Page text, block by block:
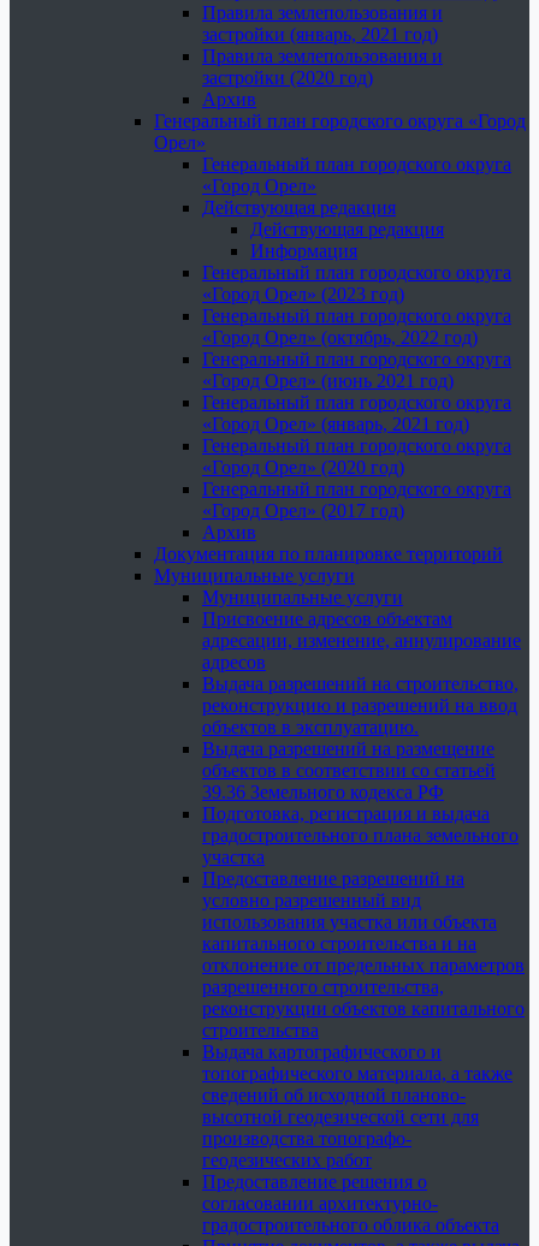
Правила землепользования и
застройки (январь, 2021 год)
Правила землепользования и
застройки (2020 год)
Архив
Генеральный план городского округа «Город
Орел»
Генеральный план городского округа
«Город Орел»
Действующая редакция
Действующая редакция
Информация
Генеральный план городского округа
«Город Орел» (2023 год)
Генеральный план городского округа
«Город Орел» (октябрь, 2022 год)
Генеральный план городского округа
«Город Орел» (июнь 2021 год)
Генеральный план городского округа
«Город Орел» (январь, 2021 год)
Генеральный план городского округа
«Город Орел» (2020 год)
Генеральный план городского округа
«Город Орел» (2017 год)
Архив
Документация по планировке территорий
Муниципальные услуги
Муниципальные услуги
Присвоение адресов объектам
адресации, изменение, аннулирование
адресов
Выдача разрешений на строительство,
реконструкцию и разрешений на ввод
объектов в эксплуатацию.
Выдача разрешений на размещение
объектов в соответствии со статьей
39.36 Земельного кодекса РФ
Подготовка, регистрация и выдача
градостроительного плана земельного
участка
Предоставление разрешений на
условно разрешенный вид
использования участка или объекта
капитального строительства и на
отклонение от предельных параметров
разрешенного строительства,
реконструкции объектов капитального
строительства
Выдача картографического и
топографического материала, а также
сведений об исходной планово-
высотной геодезической сети для
производства топографо-
геодезических работ
Предоставление решения о
согласовании архитектурно-
градостроительного облика объекта